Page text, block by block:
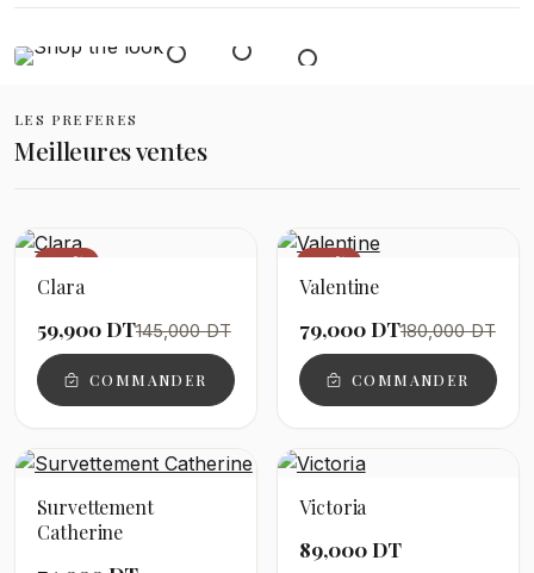
LES PREFERES
Meilleures ventes
−59%
Clara
59,900 DT145,000 DT
COMMANDER
−56%
Valentine
79,000 DT180,000 DT
COMMANDER
Survettement
Catherine
Victoria
89,000 DT